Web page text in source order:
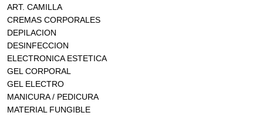
ART. CAMILLA
CREMAS CORPORALES
DEPILACION
DESINFECCION
ELECTRONICA ESTETICA
GEL CORPORAL
GEL ELECTRO
MANICURA / PEDICURA
MATERIAL FUNGIBLE